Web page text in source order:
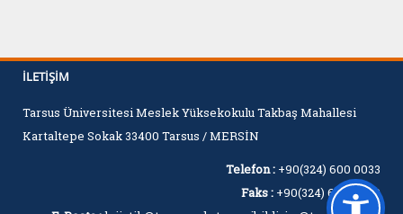
İLETIŞIM
Tarsus Üniversitesi Meslek Yüksekokulu Takbaş Mahallesi
Kartaltepe Sokak 33400 Tarsus / MERSİN
Telefon : +90(324) 600 0033
Faks : +90(324) 600 0060